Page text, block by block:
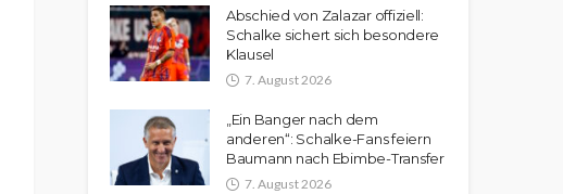
Abschied von Zalazar offiziell:
Schalke sichert sich besondere
Klausel
7. August 2026
„Ein Banger nach dem
anderen“: Schalke-Fans feiern
Baumann nach Ebimbe-Transfer
7. August 2026